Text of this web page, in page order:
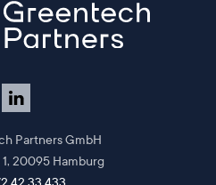
Partners GmbH
20095 Hamburg